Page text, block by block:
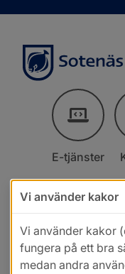
E-tjänster
Vi använder kakor
Vi använder kakor
fungera på ett bra
medan andra